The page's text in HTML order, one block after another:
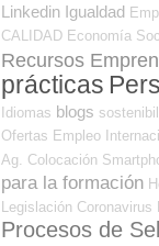
Linkedin Igualdad
CALIDAD Economía
Recursos
prácticas
Idiomas blogs
Ofertas Empleo
Ag. Colocación
para la formación
Legislación Coronavirus
Procesos de